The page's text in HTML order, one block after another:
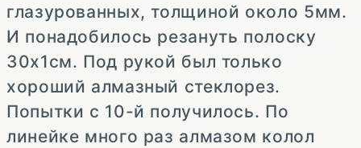
глазурованных, толщиной около 5мм.
И понадобилось резануть полоску
30х1см. Под рукой был только
хороший алмазный стеклорез.
Попытки с 10-й получилось. По
линейке много раз алмазом колол